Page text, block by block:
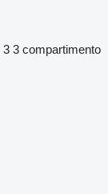
3 3 compartimento